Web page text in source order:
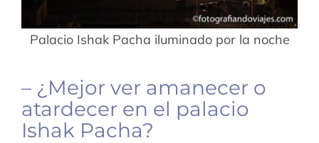
Palacio Ishak Pacha iluminado por la noche
– ¿Mejor ver amanecer o
atardecer en el palacio
Ishak Pacha?